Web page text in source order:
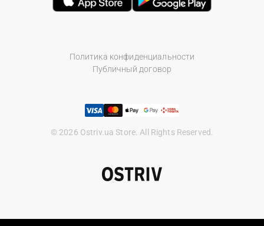
Политика конфиденциальности
Публичный договор
© 2026 Ostriv.ua Store. All Rights Reserved.